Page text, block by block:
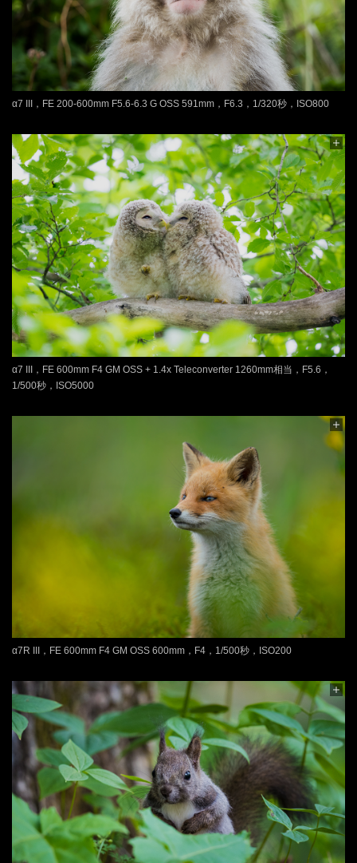
α7 III，FE 200-600mm F5.6-6.3 G OSS 591mm，F6.3，1/320秒，ISO800
α7 III，FE 600mm F4 GM OSS + 1.4x Teleconverter 1260mm相当，F5.6，
1/500秒，ISO5000
α7R III，FE 600mm F4 GM OSS 600mm，F4，1/500秒，ISO200